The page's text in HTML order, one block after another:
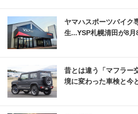
ヤマハスポーツバイク
生...YSP札幌清田が8
昔とは違う「マフラー
境に変わった車検と今